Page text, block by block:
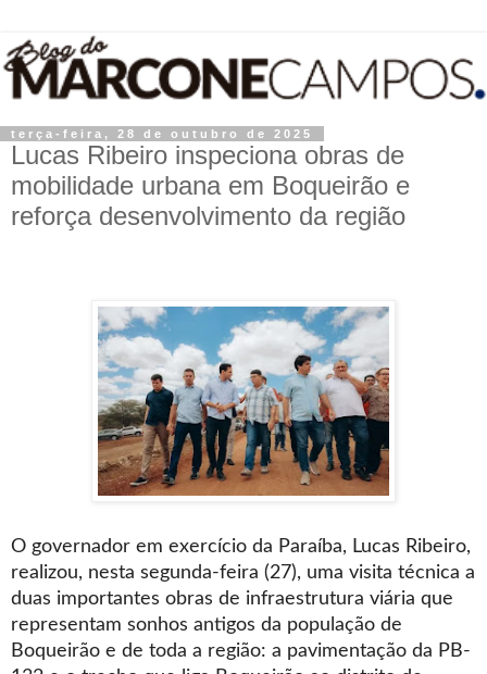
terça-feira, 28 de outubro de 2025
Lucas Ribeiro inspeciona obras de
mobilidade urbana em Boqueirão e
reforça desenvolvimento da região
O governador em exercício da Paraíba, Lucas Ribeiro,
realizou, nesta segunda-feira (27), uma visita técnica a
duas importantes obras de infraestrutura viária que
representam sonhos antigos da população de
Boqueirão e de toda a região: a pavimentação da PB-